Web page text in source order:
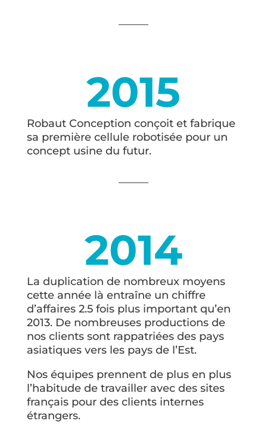
2015
Robaut Conception conçoit et fabrique
sa première cellule robotisée pour un
concept usine du futur.
2014
La duplication de nombreux moyens
cette année là entraîne un chiffre
d’affaires 2.5 fois plus important qu’en
2013. De nombreuses productions de
nos clients sont rappatriées des pays
asiatiques vers les pays de l’Est.
Nos équipes prennent de plus en plus
l’habitude de travailler avec des sites
français pour des clients internes
étrangers.